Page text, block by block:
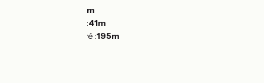
440m
Point le plus bas :41m
Point le plus élevé :195m